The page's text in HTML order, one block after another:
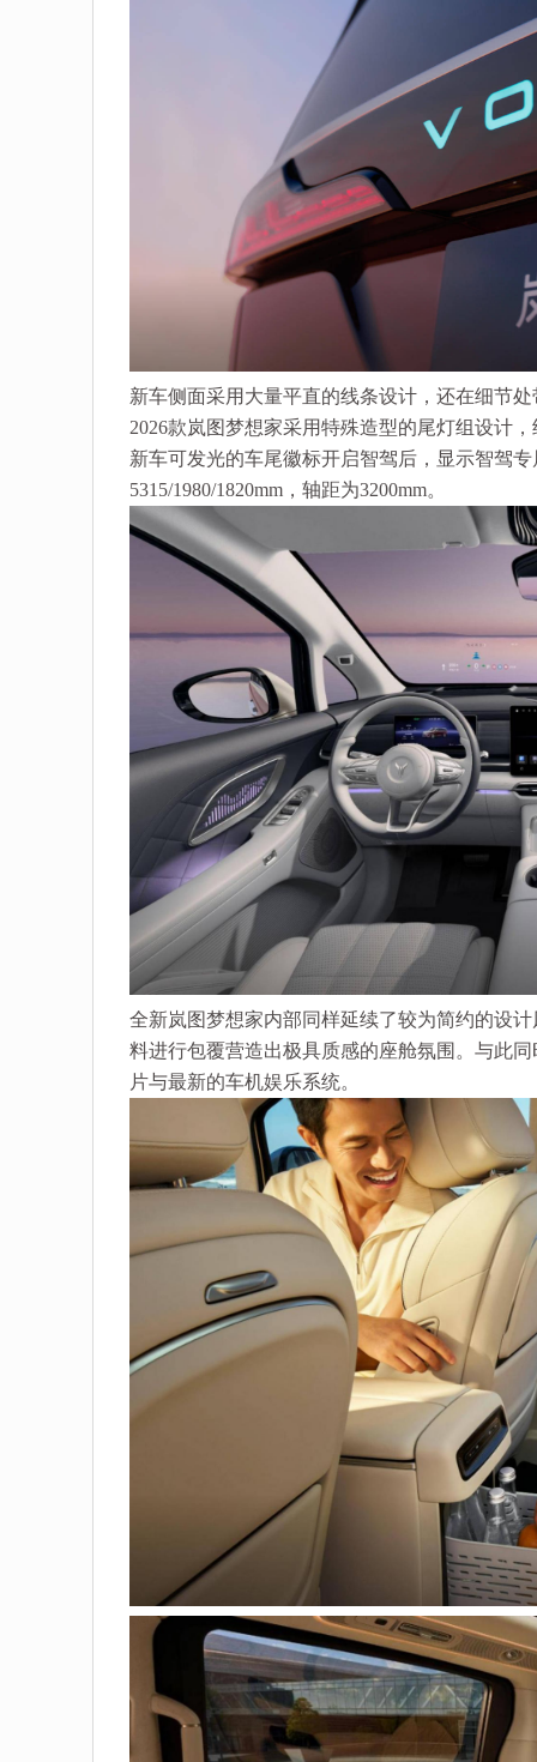
新车侧面采用大量平直的线条设计，还在细节
2026款岚图梦想家采用特殊造型的尾灯组设计
新车可发光的车尾徽标开启智驾后，显示智驾
5315/1980/1820mm，轴距为3200mm。
全新岚图梦想家内部同样延续了较为简约的设
料进行包覆营造出极具质感的座舱氛围。与此
片与最新的车机娱乐系统。